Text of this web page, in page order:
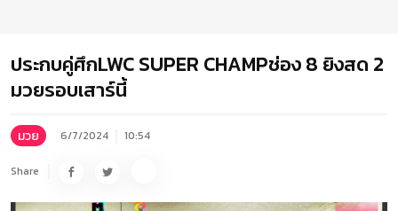
ประกบคู่ศึกLWC SUPER CHAMPช่อง 8 ยิงสด 2
มวยรอบเสาร์นี้
มวย 6/7/2024 10:54
Share